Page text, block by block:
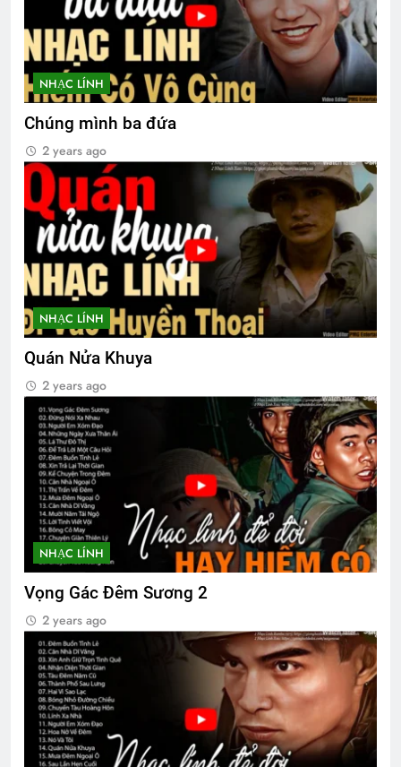
NHẠC LÍNH
Chúng mình ba đứa
2 years ago
NHẠC LÍNH
Quán Nửa Khuya
2 years ago
NHẠC LÍNH
Vọng Gác Đêm Sương 2
2 years ago